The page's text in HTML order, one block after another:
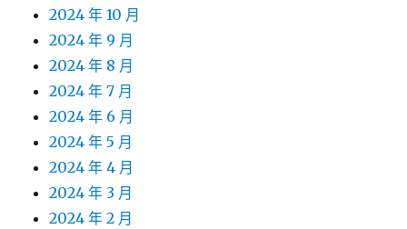
2024 年 10 月
2024 年 9 月
2024 年 8 月
2024 年 7 月
2024 年 6 月
2024 年 5 月
2024 年 4 月
2024 年 3 月
2024 年 2 月